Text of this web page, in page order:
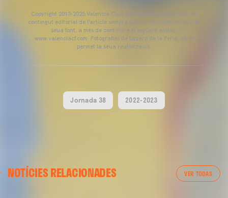
Copyright 2013-2025 Valencia Club de Futbol. Es permet l'ús del
contingut editorial de l'article sempre que es faça referència a la
seua font, a més de contindre el següent enllaç:
www.valenciacf.com. Fotografies de Lázaro de la Peña, no es
permet la seua reutilització.
Jornada 38 2022-2023
NOTÍCIES RELACIONADES VER TODAS
ENTRENAMENT DEL VALENCIA CF 04/03/26